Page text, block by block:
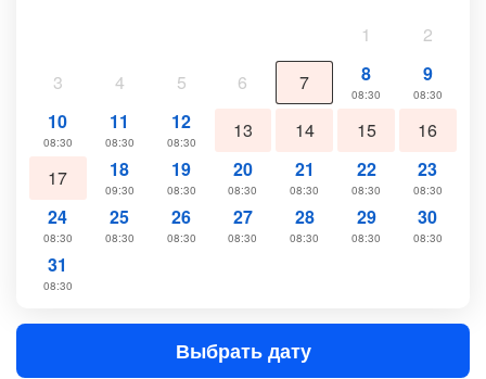
1
2
3
4 5 6 7 8
08:30
9
08:30
10
08:30
11
08:30
12
08:30 13 14 15
16
17
18
09:30
19
08:30
20
08:30
21
08:30
22
08:30
23
08:30
24
08:30
25
08:30
26
08:30
27
08:30
28
08:30
29
08:30
30
08:30
31
08:30
Выбрать дату